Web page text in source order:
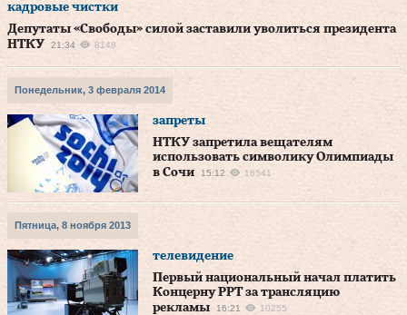
кадровые чистки
Депутаты «Свободы» силой заставили уволиться президента
НТКУ
21:34 8148
Понедельник, 3 февраля 2014
запреты
НТКУ запретила вещателям
использовать символику Олимпиады
в Сочи
15:12 16541
Пятница, 8 ноября 2013
телевидение
Первый национальный начал платить
Концерну РРТ за трансляцию
рекламы
16:21 10255